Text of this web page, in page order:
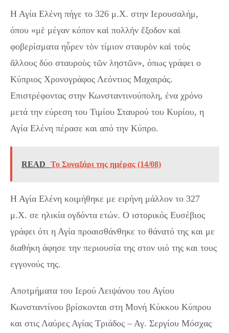
Η Αγία Ελένη πήγε το 326 μ.Χ. στην Ιερουσαλήμ,
όπου «μὲ μέγαν κόπον καὶ πολλὴν ἔξοδον καὶ
φοβερίσματα ηὗρεν τὸν τίμιον σταυρὸν καὶ τοὺς
ἄλλους δύο σταυροὺς τῶν ληστῶν», όπως γράφει ο
Κύπριος Χρονογράφος Λεόντιος Μαχαιράς.
Επιστρέφοντας στην Κωνσταντινούπολη, ένα χρόνο
μετά την εύρεση του Τιμίου Σταυρού του Κυρίου, η
Αγία Ελένη πέρασε και από την Κύπρο.
READ Το Συναξάρι της ημέρας (14/08)
Η Αγία Ελένη κοιμήθηκε με ειρήνη μάλλον το 327
μ.Χ. σε ηλικία ογδόντα ετών. Ο ιστορικός Ευσέβιος
γράφει ότι η Αγία προαισθάνθηκε το θάνατό της και με
διαθήκη άφησε την περιουσία της στον υιό της και τους
εγγονούς της.
Αποτμήματα του Ιερού Λειψάνου του Αγίου
Κωνσταντίνου βρίσκονται στη Μονή Κύκκου Κύπρου
και στις Λαύρες Αγίας Τριάδος – Αγ. Σεργίου Μόσχας